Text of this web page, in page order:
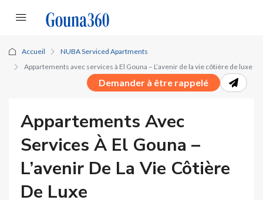
Accueil
NUBA Serviced Apartments
Appartements avec services à El Gouna – L’avenir de la vie côtière de luxe
Demander à être rappelé
Appartements Avec
Services À El Gouna –
L’avenir De La Vie Côtière
De Luxe